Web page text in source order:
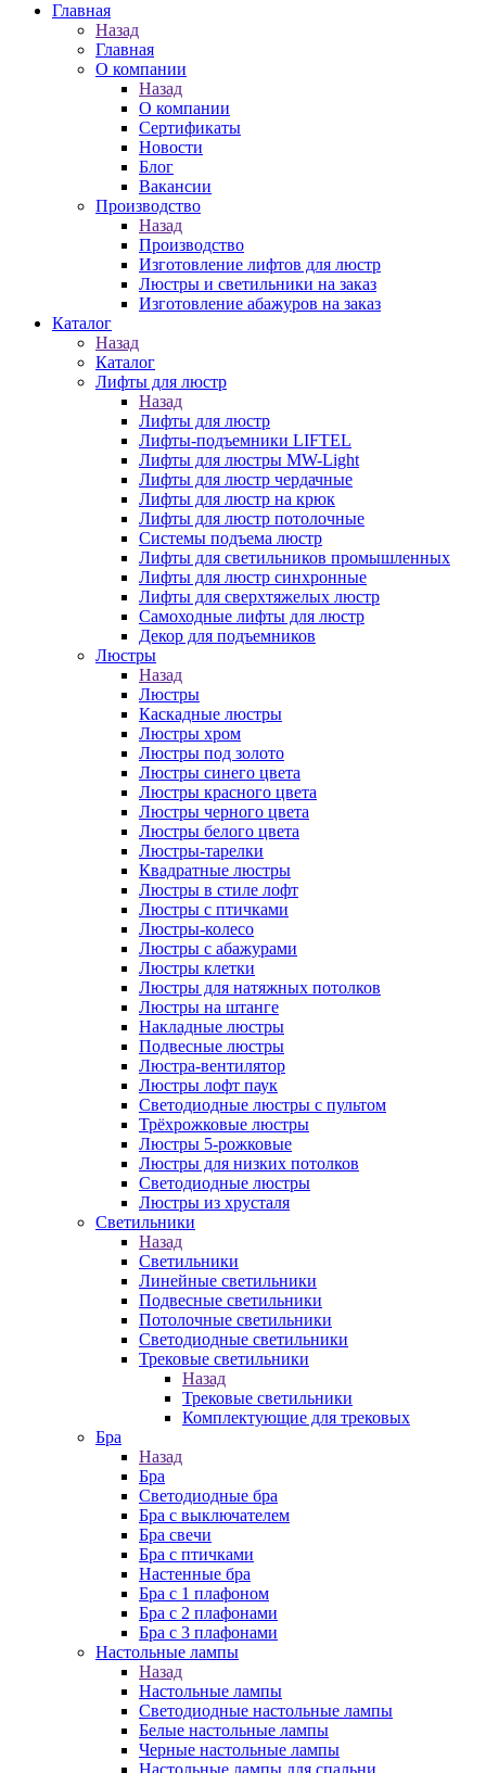
Главная
Назад
Главная
О компании
Назад
О компании
Сертификаты
Новости
Блог
Вакансии
Производство
Назад
Производство
Изготовление лифтов для люстр
Люстры и светильники на заказ
Изготовление абажуров на заказ
Каталог
Назад
Каталог
Лифты для люстр
Назад
Лифты для люстр
Лифты-подъемники LIFTEL
Лифты для люстры MW-Light
Лифты для люстр чердачные
Лифты для люстр на крюк
Лифты для люстр потолочные
Системы подъема люстр
Лифты для светильников промышленных
Лифты для люстр синхронные
Лифты для сверхтяжелых люстр
Самоходные лифты для люстр
Декор для подъемников
Люстры
Назад
Люстры
Каскадные люстры
Люстры хром
Люстры под золото
Люстры синего цвета
Люстры красного цвета
Люстры черного цвета
Люстры белого цвета
Люстры-тарелки
Квадратные люстры
Люстры в стиле лофт
Люстры с птичками
Люстры-колесо
Люстры с абажурами
Люстры клетки
Люстры для натяжных потолков
Люстры на штанге
Накладные люстры
Подвесные люстры
Люстра-вентилятор
Люстры лофт паук
Светодиодные люстры с пультом
Трёхрожковые люстры
Люстры 5-рожковые
Люстры для низких потолков
Cветодиодные люстры
Люстры из хрусталя
Светильники
Назад
Светильники
Линейные светильники
Подвесные светильники
Потолочные светильники
Светодиодные светильники
Трековые светильники
Назад
Трековые светильники
Комплектующие для трековых
Бра
Назад
Бра
Светодиодные бра
Бра с выключателем
Бра свечи
Бра с птичками
Настенные бра
Бра с 1 плафоном
Бра с 2 плафонами
Бра с 3 плафонами
Настольные лампы
Назад
Настольные лампы
Светодиодные настольные лампы
Белые настольные лампы
Черные настольные лампы
Настольные лампы для спальни